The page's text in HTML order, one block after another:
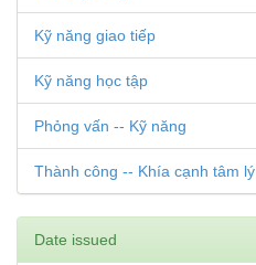
Kỹ năng giao tiếp
Kỹ năng học tập
Phỏng vấn -- Kỹ năng
Thành công -- Khía cạnh tâm lý
Date issued